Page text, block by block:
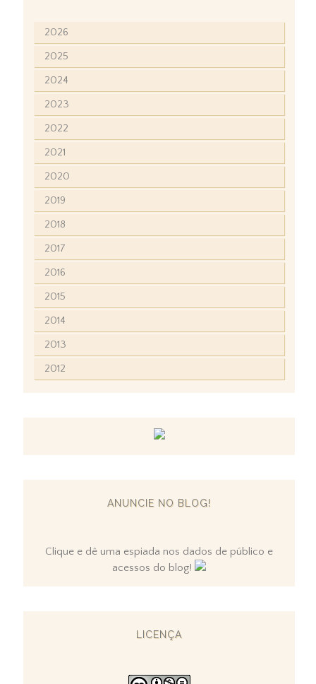
2026
2025
2024
2023
2022
2021
2020
2019
2018
2017
2016
2015
2014
2013
2012
ANUNCIE NO BLOG!
Clique e dê uma espiada nos dados de público e
acessos do blog!
LICENÇA